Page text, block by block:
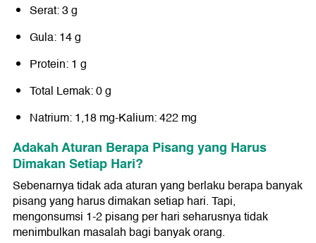
Serat: 3 g
Gula: 14 g
Protein: 1 g
Total Lemak: 0 g
Natrium: 1,18 mg-Kalium: 422 mg
Adakah Aturan Berapa Pisang yang Harus
Dimakan Setiap Hari?
Sebenarnya tidak ada aturan yang berlaku berapa banyak
pisang yang harus dimakan setiap hari. Tapi,
mengonsumsi 1-2 pisang per hari seharusnya tidak
menimbulkan masalah bagi banyak orang.